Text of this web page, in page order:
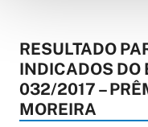
RESULTADO
INDICADOS DO
032/2017 –
MOREIRA